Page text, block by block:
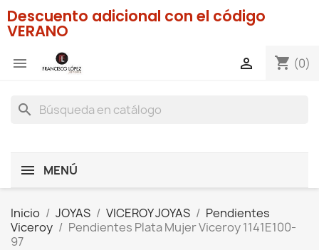
Descuento adicional con el código
VERANO
 shopping_cart (0)

search
MENÚ
Inicio JOYAS VICEROY JOYAS
Pendientes
Viceroy
Pendientes Plata Mujer Viceroy 1141E100-
97